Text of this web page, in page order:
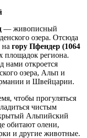
— живописный
озера. Отсюда
на гору Пфендер (1064
региона.
нами откроется
озера, Альп и
и Швейцарии.
чтобы прогуляться
чистым
Альпийский
обитают олени,
и другие животные.